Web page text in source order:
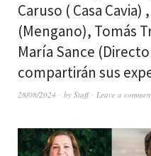
Caruso ( Casa
(Mengano), Tomás
María Sance
compartirán sus
28/08/2024 by Staff Leave a